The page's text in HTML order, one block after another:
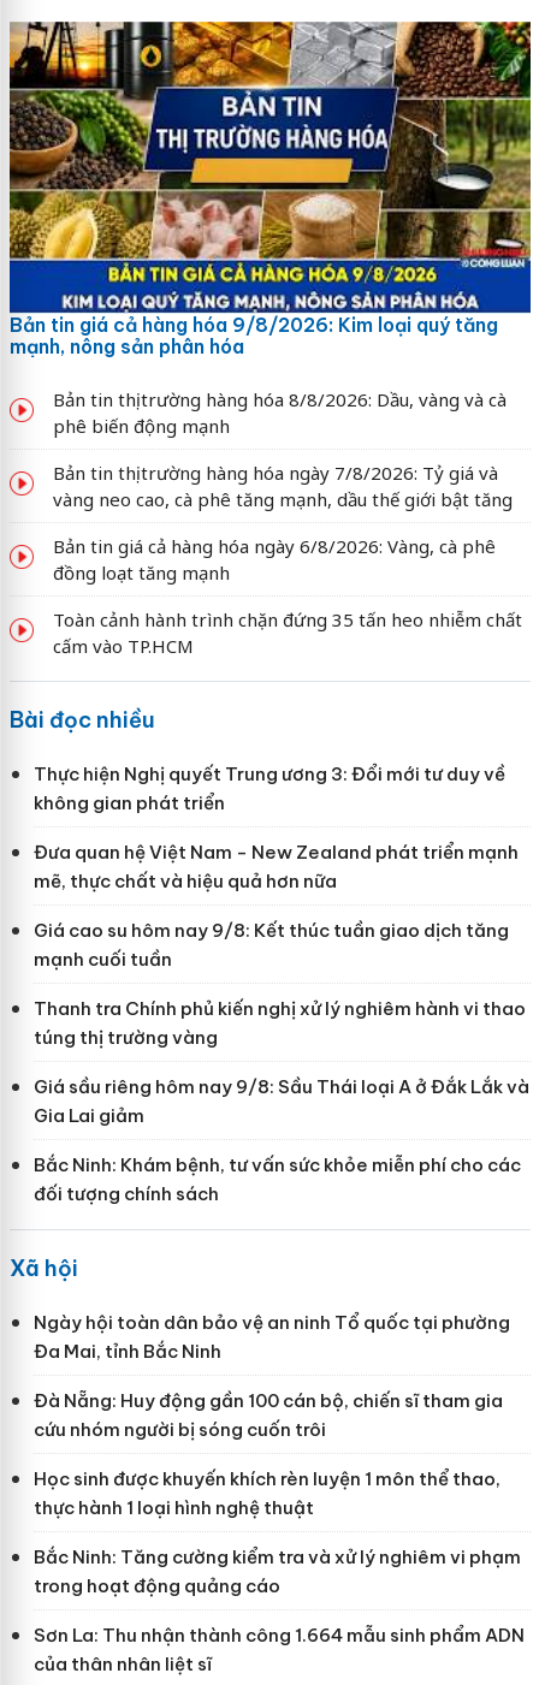
Bản tin giá cả hàng hóa 9/8/2026: Kim loại quý tăng
mạnh, nông sản phân hóa
Bản tin thị trường hàng hóa 8/8/2026: Dầu, vàng và cà
phê biến động mạnh
Bản tin thị trường hàng hóa ngày 7/8/2026: Tỷ giá và
vàng neo cao, cà phê tăng mạnh, dầu thế giới bật tăng
Bản tin giá cả hàng hóa ngày 6/8/2026: Vàng, cà phê
đồng loạt tăng mạnh
Toàn cảnh hành trình chặn đứng 35 tấn heo nhiễm chất
cấm vào TP.HCM
Bài đọc nhiều
Thực hiện Nghị quyết Trung ương 3: Đổi mới tư duy về
không gian phát triển
Đưa quan hệ Việt Nam - New Zealand phát triển mạnh
mẽ, thực chất và hiệu quả hơn nữa
Giá cao su hôm nay 9/8: Kết thúc tuần giao dịch tăng
mạnh cuối tuần
Thanh tra Chính phủ kiến nghị xử lý nghiêm hành vi thao
túng thị trường vàng
Giá sầu riêng hôm nay 9/8: Sầu Thái loại A ở Đắk Lắk và
Gia Lai giảm
Bắc Ninh: Khám bệnh, tư vấn sức khỏe miễn phí cho các
đối tượng chính sách
Xã hội
Ngày hội toàn dân bảo vệ an ninh Tổ quốc tại phường
Đa Mai, tỉnh Bắc Ninh
Đà Nẵng: Huy động gần 100 cán bộ, chiến sĩ tham gia
cứu nhóm người bị sóng cuốn trôi
Học sinh được khuyến khích rèn luyện 1 môn thể thao,
thực hành 1 loại hình nghệ thuật
Bắc Ninh: Tăng cường kiểm tra và xử lý nghiêm vi phạm
trong hoạt động quảng cáo
Sơn La: Thu nhận thành công 1.664 mẫu sinh phẩm ADN
của thân nhân liệt sĩ